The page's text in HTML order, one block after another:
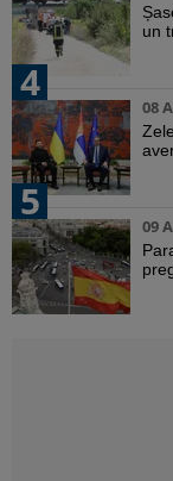
un
4
08
5
09